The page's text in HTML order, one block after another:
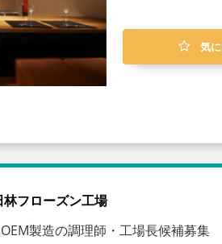
気に
フローズン工場
製造の調理師・工場長候補募集